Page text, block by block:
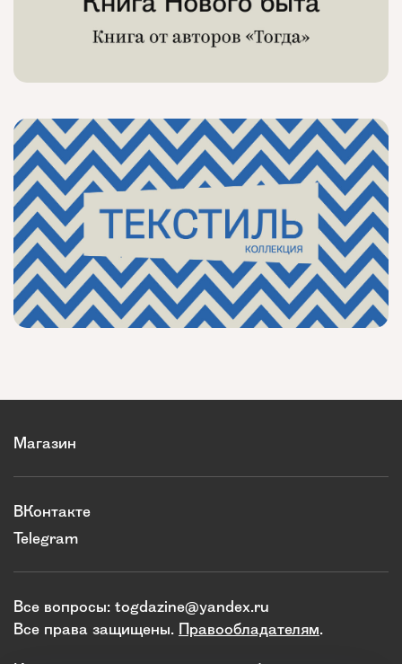
Магазин
ВКонтакте
Telegram
Все вопросы: togdazine@yandex.ru
Все права защищены. Правообладателям.